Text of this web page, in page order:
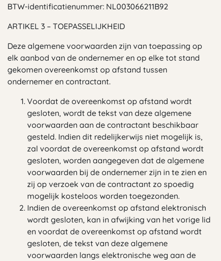
BTW-identificatienummer: NL003066211B92
ARTIKEL 3 – TOEPASSELIJKHEID
Deze algemene voorwaarden zijn van toepassing op
elk aanbod van de ondernemer en op elke tot stand
gekomen overeenkomst op afstand tussen
ondernemer en contractant.
Voordat de overeenkomst op afstand wordt
gesloten, wordt de tekst van deze algemene
voorwaarden aan de contractant beschikbaar
gesteld. Indien dit redelijkerwijs niet mogelijk is,
zal voordat de overeenkomst op afstand wordt
gesloten, worden aangegeven dat de algemene
voorwaarden bij de ondernemer zijn in te zien en
zij op verzoek van de contractant zo spoedig
mogelijk kosteloos worden toegezonden.
Indien de overeenkomst op afstand elektronisch
wordt gesloten, kan in afwijking van het vorige lid
en voordat de overeenkomst op afstand wordt
gesloten, de tekst van deze algemene
voorwaarden langs elektronische weg aan de